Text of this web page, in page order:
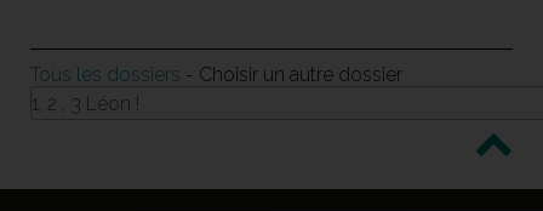
Tous les dossiers - Choisir un autre dossier
1, 2 , 3 Léon !